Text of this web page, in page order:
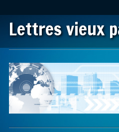
Lettres vieux
Main menu